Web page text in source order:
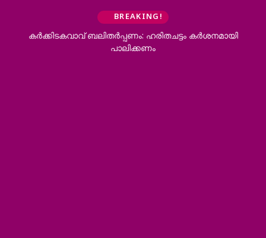
BREAKING!
കര്‍ക്കിടകവാവ് ബലിതര്‍പ്പണം: ഹരിതചട്ടം കര്‍ശനമായി
പാലിക്കണം